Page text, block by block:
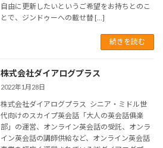
自由に更新したいというご希望をお持ちとのこ
とで、ジンドゥーへの載せ替 […]
続きを読む
株式会社ダイアログプラス
2022年1月28日
株式会社ダイアログプラス シニア・ミドル世
代向けのスカイプ英会話「大人の英会話俱楽
部」の運営、オンライン英会話の受託、オンラ
イン英会話の講師供給など、オンライン英会話